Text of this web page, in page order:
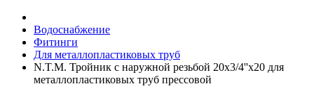
Водоснабжение
Фитинги
Для металлопластиковых труб
N.T.M. Тройник с наружной резьбой 20x3/4''x20 для
металлопластиковых труб прессовой